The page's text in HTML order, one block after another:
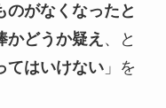
のがなくなったと
かどうか疑え 、と
てはいけない」を